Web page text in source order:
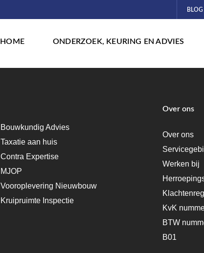
BLOG
HOME ONDERZOEK, KEURING EN ADVIES
Bouwkundig Advies
Taxatie aan huis
Contra Expertise
MJOP
Vooroplevering Nieuwbouw
Kruipruimte Inspectie
Over ons
Over ons
Werken bij
KvK
BTW
B01